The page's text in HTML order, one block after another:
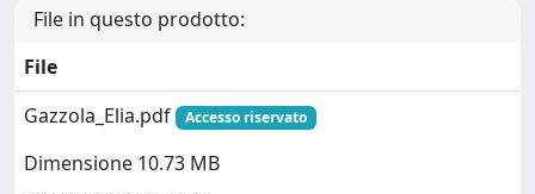
File in questo prodotto:
File
Gazzola_Elia.pdf
Accesso riservato
Dimensione 10.73 MB